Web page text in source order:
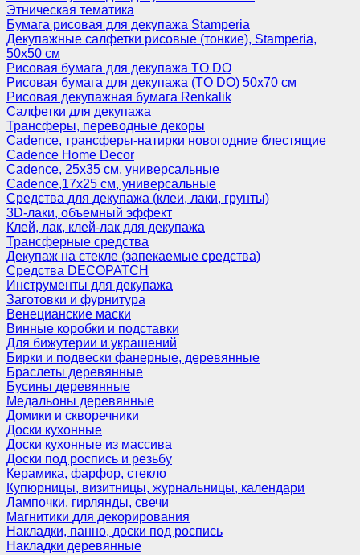
Этническая тематика
Бумага рисовая для декупажа Stamperia
Декупажные салфетки рисовые (тонкие), Stamperia,
50х50 см
Рисовая бумага для декупажа TO DO
Рисовая бумага для декупажа (TO DO) 50х70 см
Рисовая декупажная бумага Renkalik
Салфетки для декупажа
Трансферы, переводные декоры
Cadence, трансферы-натирки новогодние блестящие
Cadence Home Decor
Cadence, 25х35 см, универсальные
Cadence,17х25 см, универсальные
Средства для декупажа (клеи, лаки, грунты)
3D-лаки, объемный эффект
Клей, лак, клей-лак для декупажа
Трансферные средства
Декупаж на стекле (запекаемые средства)
Средства DECOPATCH
Инструменты для декупажа
Заготовки и фурнитура
Венецианские маски
Винные коробки и подставки
Для бижутерии и украшений
Бирки и подвески фанерные, деревянные
Браслеты деревянные
Бусины деревянные
Медальоны деревянные
Домики и скворечники
Доски кухонные
Доски кухонные из массива
Доски под роспись и резьбу
Керамика, фарфор, стекло
Купюрницы, визитницы, журнальницы, календари
Лампочки, гирлянды, свечи
Магнитики для декорирования
Накладки, панно, доски под роспись
Накладки деревянные